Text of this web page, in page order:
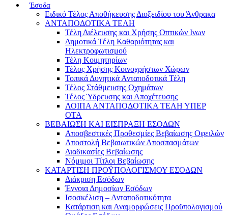
Έσοδα
Ειδικό Τέλος Αποθήκευσης Διοξειδίου του Άνθρακα
ΑΝΤΑΠΟΔΟΤΙΚΑ ΤΕΛΗ
Τέλη Διέλευσης και Χρήσης Οπτικών Ινων
Δημοτικά Τέλη Καθαριότητας και
Ηλεκτροφωτισμού
Τέλη Κοιμητηρίων
Τέλος Χρήσης Κοινοχρήστων Χώρων
Τοπικά Δυνητικά Ανταποδοτικά Τέλη
Τέλος Στάθμευσης Οχημάτων
Τέλος Ύδρευσης και Αποχέτευσης
ΛΟΙΠΑ ΑΝΤΑΠΟΔΟΤΙΚΑ ΤΕΛΗ ΥΠΕΡ
ΟΤΑ
ΒΕΒΑΙΩΣΗ ΚΑΙ ΕΙΣΠΡΑΞΗ ΕΣΟΔΩΝ
Αποσβεστικές Προθεσμίες Βεβαίωσης Οφειλών
Αποστολή Βεβαιωτικών Αποσπασμάτων
Διαδικασίες Βεβαίωσης
Νόμιμοι Τίτλοι Βεβαίωσης
ΚΑΤΑΡΤΙΣΗ ΠΡΟΫΠΟΛΟΓΙΣΜΟΥ ΕΣΟΔΩΝ
Διάκριση Εσόδων
Έννοια Δημοσίων Εσόδων
Ισοσκέλιση – Ανταποδοτικότητα
Κατάρτιση και Αναμορφώσεις Προϋπολογισμού